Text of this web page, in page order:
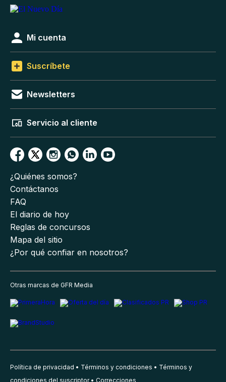
Mi cuenta
Suscríbete
Newsletters
Servicio al cliente
¿Quiénes somos?
Contáctanos
FAQ
El diario de hoy
Reglas de concursos
Mapa del sitio
¿Por qué confiar en nosotros?
Otras marcas de GFR Media
Política de privacidad Términos y condiciones
Términos y
condiciones del suscriptor
Correcciones